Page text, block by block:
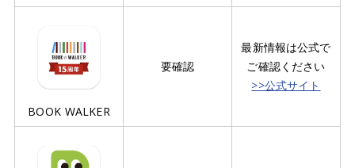
BOOK WALKER
要確認
最新情報は公式で
ご確認ください
>>公式サイト